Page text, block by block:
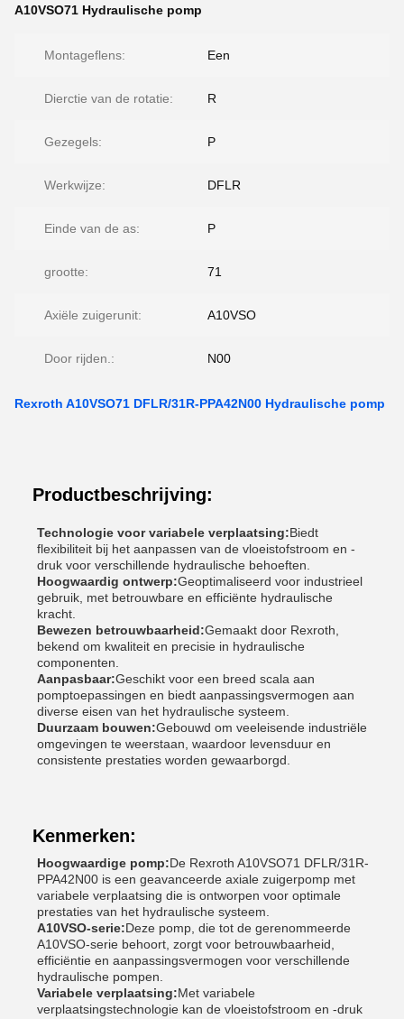
A10VSO71 Hydraulische pomp
Montageflens: Een
Dierctie van de rotatie: R
Gezegels: P
Werkwijze: DFLR
Einde van de as: P
grootte: 71
Axiële zuigerunit: A10VSO
Door rijden.: N00
Rexroth A10VSO71 DFLR/31R-PPA42N00 Hydraulische pomp
Productbeschrijving:
Technologie voor variabele verplaatsing:Biedt
flexibiliteit bij het aanpassen van de vloeistofstroom en -
druk voor verschillende hydraulische behoeften.
Hoogwaardig ontwerp:Geoptimaliseerd voor industrieel
gebruik, met betrouwbare en efficiënte hydraulische
kracht.
Bewezen betrouwbaarheid:Gemaakt door Rexroth,
bekend om kwaliteit en precisie in hydraulische
componenten.
Aanpasbaar:Geschikt voor een breed scala aan
pomptoepassingen en biedt aanpassingsvermogen aan
diverse eisen van het hydraulische systeem.
Duurzaam bouwen:Gebouwd om veeleisende industriële
omgevingen te weerstaan, waardoor levensduur en
consistente prestaties worden gewaarborgd.
Kenmerken:
Hoogwaardige pomp:De Rexroth A10VSO71 DFLR/31R-
PPA42N00 is een geavanceerde axiale zuigerpomp met
variabele verplaatsing die is ontworpen voor optimale
prestaties van het hydraulische systeem.
A10VSO-serie:Deze pomp, die tot de gerenommeerde
A10VSO-serie behoort, zorgt voor betrouwbaarheid,
efficiëntie en aanpassingsvermogen voor verschillende
hydraulische pompen.
Variabele verplaatsing:Met variabele
verplaatsingstechnologie kan de vloeistofstroom en -druk